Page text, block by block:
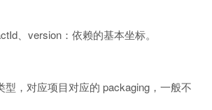
、version：依赖的基本坐标。
型，对应项目对应的 packaging，一般不